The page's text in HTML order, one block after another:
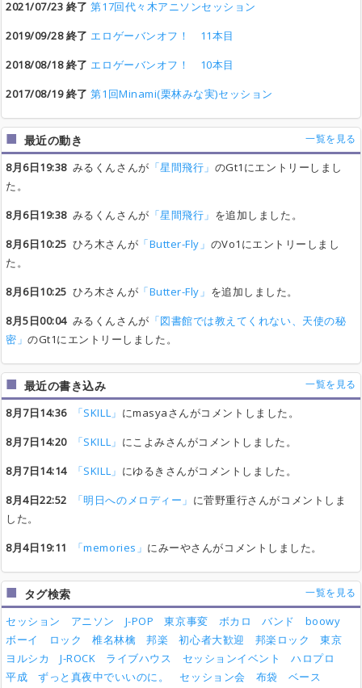
2021/07/23 終了 第17回代々木アニソンセッション
2019/09/28 終了 エロゲーバンオフ！ 11本目
2018/08/18 終了 エロゲーバンオフ！ 10本目
2017/08/19 終了 第1回Minami(栗林みな実)セッション
最近の動き 一覧を見る
8月6日19:38みるくんさんが 「星間飛行」 のGt1にエントリーしまし
た。
8月6日19:38みるくんさんが 「星間飛行」 を追加しました。
8月6日10:25 ひろ木さんが 「Butter-Fly」 のVo1にエントリーしまし
た。
8月6日10:25 ひろ木さんが 「Butter-Fly」 を追加しました。
8月5日00:04みるくんさんが 「図書館では教えてくれない、天使の秘
密」のGt1にエントリーしました。
最近の書き込み 一覧を見る
8月7日14:36 「SKILL」 にmasyaさんがコメントしました。
8月7日14:20
「SKILL」 にこよみさんがコメントしました。
8月7日14:14
「SKILL」 にゆるきさんがコメントしました。
8月4日22:52
「明日へのメロディー」 に菅野重行さんがコメントしま
した。
8月4日19:11
「memories」 にみーやさんがコメントしました。
タグ検索 一覧を見る
セッション アニソン J-POP 東京事変 ボカロ バンド
boowy
ボーイ
ロック 椎名林檎 邦楽 初心者大歓迎 邦楽ロック
東京
ヨルシカ
J-ROCK ライブハウス セッションイベント
ハロプロ
平成
ずっと真夜中でいいのに。 セッション会 布袋
ベース